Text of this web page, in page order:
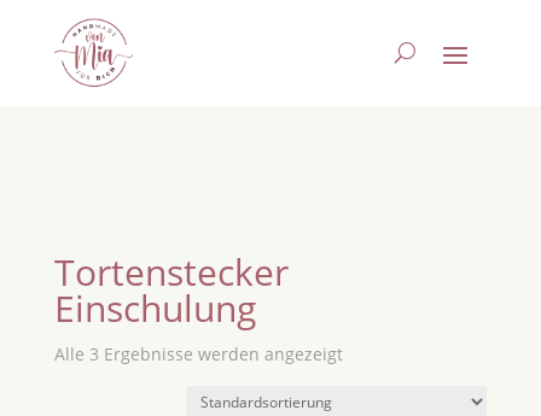
Tortenstecker
Einschulung
Alle 3 Ergebnisse werden angezeigt